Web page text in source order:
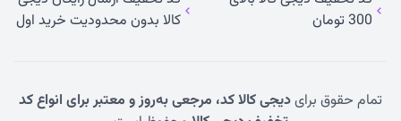
300 تومان
کالا بدون محدودیت خرید اول
تمام حقوق برایدیجی کالا کد، مرجعی به‌روز و معتبر برای انواع کد